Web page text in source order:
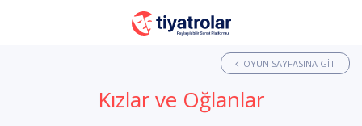
OYUN SAYFASINA GIT
Kızlar ve Oğlanlar